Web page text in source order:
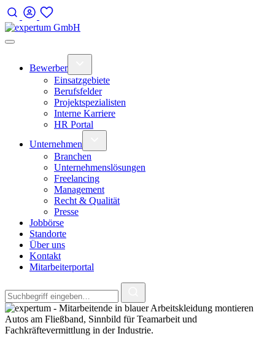
Bewerber
Einsatzgebiete
Berufsfelder
Projektspezialisten
Interne Karriere
HR Portal
Unternehmen
Branchen
Unternehmenslösungen
Freelancing
Management
Recht & Qualität
Presse
Jobbörse
Standorte
Über uns
Kontakt
Mitarbeiterportal